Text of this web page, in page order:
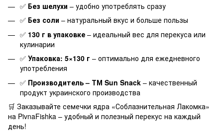
✅ Без шелухи – удобно употреблять сразу
✅ Без соли – натуральный вкус и больше пользы
✅ 130 г в упаковке – идеальный вес для перекуса или
кулинарии
✅ Упаковка: 5×130 г – оптимально для ежедневного
употребления
✅ Производитель – ТМ Sun Snack – качественный
продукт украинского производства
🛒 Заказывайте семечки ядра «Соблазнительная Лакомка»
на PivnaFishka – удобный и полезный перекус на каждый
день!